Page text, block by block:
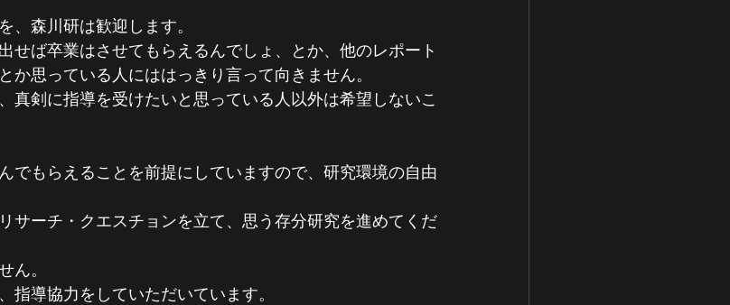
、森川研は歓迎します。
せば卒業はさせてもらえるんでしょ、とか、他のレポート
か思っている人にははっきり言って向きません。
真剣に指導を受けたいと思っている人以外は希望しないこ
でもらえることを前提にしていますので、研究環境の自由
サーチ・クエスチョンを立て、思う存分研究を進めてくだ
ん。
導協力をしていただいています。